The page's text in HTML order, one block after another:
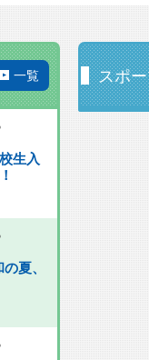
一覧
生入
夏、
スポ